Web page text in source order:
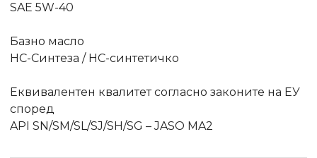
SAE 5W-40
Базно масло
HC-Синтеза / HC-синтетичко
Еквивалентен квалитет согласно законите на ЕУ
според
API SN/SM/SL/SJ/SH/SG – JASO MA2